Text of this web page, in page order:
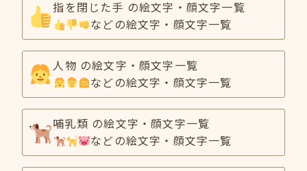
指を閉じた手 の絵文字・顔文字一覧
などの絵文字・顔文字一覧
人物 の絵文字・顔文字一覧
などの絵文字・顔文字一覧
哺乳類 の絵文字・顔文字一覧
などの絵文字・顔文字一覧